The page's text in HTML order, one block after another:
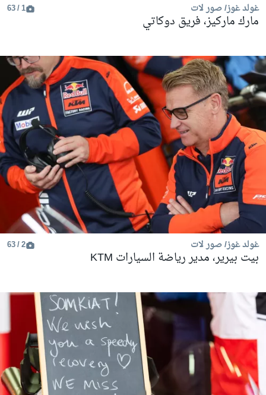
غولد غوز/ صور لات 1 / 63
مارك ماركيز، فريق دوكاتي
غولد غوز/ صور لات 2 / 63
بيت بيرير، مدير رياضة السيارات KTM